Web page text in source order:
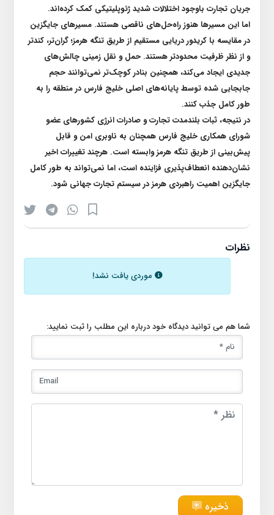
جریان تجارت باوجود اختلالات شدید ژئوپلیتیکی کمک کرده‌اند.
اما این مسیر‌ها هنوز راه‌حل‌های ناقصی هستند. مسیر‌های جایگزین
در مقایسه با کریدور دریایی مستقیم از طریق تنگه هرمز؛ گران‌تر، کندتر
و از نظر ظرفیت محدودتر هستند. حمل و نقل زمینی چالش‌های
جدیدی ایجاد می‌کند، همچنین بنادر کوچک‌تر نمی‌توانند حجم
جابجایی شده توسط پایانه‌های اصلی خلیج فارس در منطقه را به
طور کامل جذب کنند.
در نتیجه، ثبات بلندمدت تجارت و صادرات انرژی کشور‌های عضو
شورای همکاری خلیج فارس همچنان به ناوبری امن و قابل
پیش‌بینی از طریق تنگه هرمز وابسته است. هرچند تغییرات اخیر
نشان‌دهنده انعطاف‌پذیری فزاینده است، اما نمی‌تواند به طور کامل
جایگزین اهمیت راهبردی هرمز در سیستم تجارت جهانی شود.
نظرات
موردی یافت نشد!
شما هم می توانید دیدگاه خود درباره این مطلب را ثبت نمایید:
ذخیره